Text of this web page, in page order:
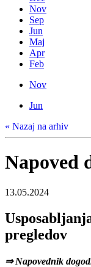
Nov
Sep
Jun
Maj
Apr
Feb
Nov
Jun
« Nazaj na arhiv
Napoved
13.05.2024
pregledov
⇒ Napovednik